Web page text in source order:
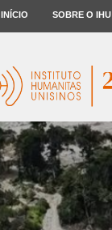
INÍCIO SOBRE O IHU